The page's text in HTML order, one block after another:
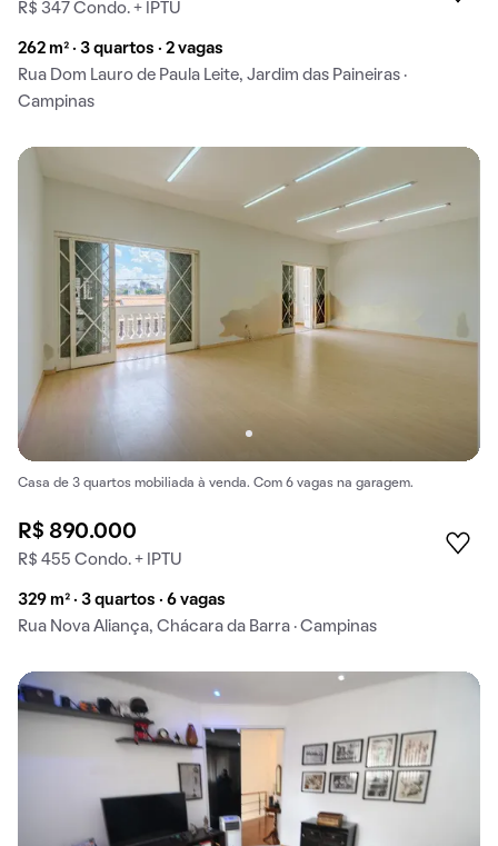
R$ 347 Condo. + IPTU
262 m² · 3 quartos · 2 vagas
Rua Dom Lauro de Paula Leite, Jardim das Paineiras ·
Campinas
Casa de 3 quartos mobiliada à venda. Com 6 vagas na garagem.
R$ 890.000
R$ 455 Condo. + IPTU
329 m² · 3 quartos · 6 vagas
Rua Nova Aliança, Chácara da Barra · Campinas